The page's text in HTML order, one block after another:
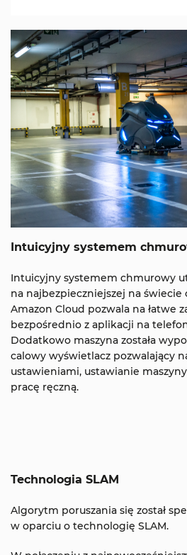
Intuicyjny systemem
Intuicyjny systemem chmurowy
na najbezpieczniejszej na świecie
Amazon Cloud pozwala na łatwe
bezpośrednio z aplikacji na
Dodatkowo maszyna została
calowy wyświetlacz pozwalający
ustawieniami, ustawianie
pracę ręczną.
Technologia SLAM
Algorytm poruszania się został
w oparciu o technologię SLAM.